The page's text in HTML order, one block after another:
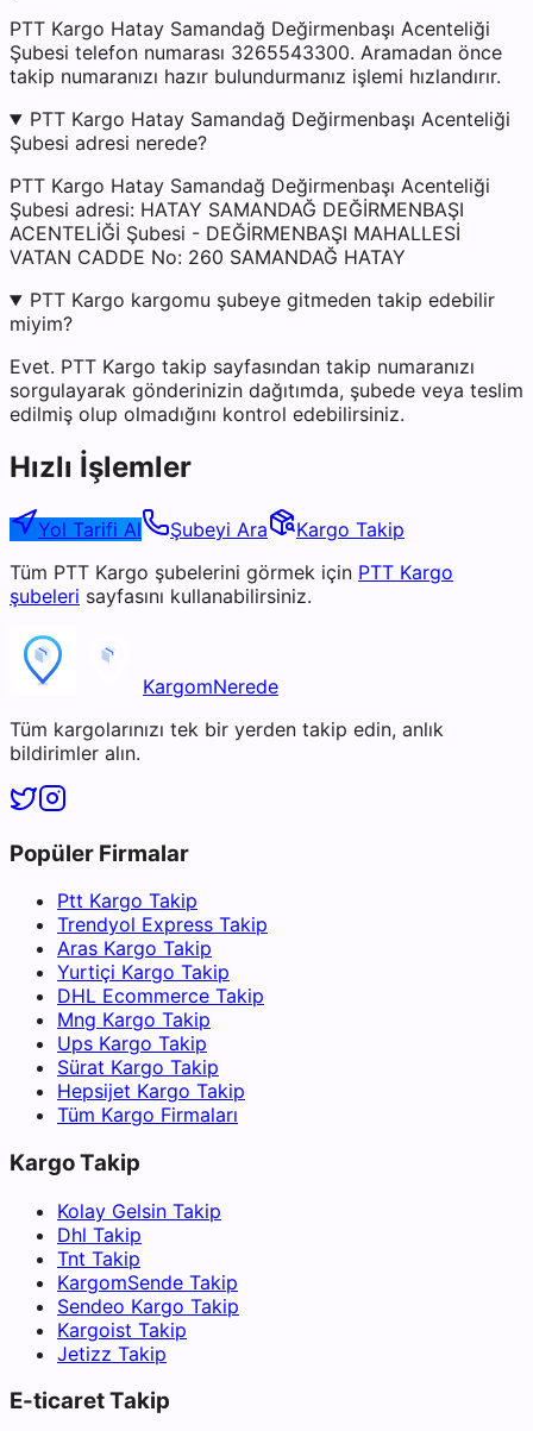
PTT Kargo Hatay Samandağ Değirmenbaşı Acenteliği
Şubesi telefon numarası 3265543300. Aramadan önce
takip numaranızı hazır bulundurmanız işlemi hızlandırır.
PTT Kargo Hatay Samandağ Değirmenbaşı Acenteliği
Şubesi adresi nerede?
PTT Kargo Hatay Samandağ Değirmenbaşı Acenteliği
Şubesi adresi: HATAY SAMANDAĞ DEĞİRMENBAŞI
ACENTELİĞİ Şubesi - DEĞİRMENBAŞI MAHALLESİ
VATAN CADDE No: 260 SAMANDAĞ HATAY
PTT Kargo kargomu şubeye gitmeden takip edebilir
miyim?
Evet. PTT Kargo takip sayfasından takip numaranızı
sorgulayarak gönderinizin dağıtımda, şubede veya teslim
edilmiş olup olmadığını kontrol edebilirsiniz.
Hızlı İşlemler
Yol Tarifi Al Şubeyi Ara
Kargo Takip
Tüm PTT Kargo şubelerini görmek için PTT Kargo
şubeleri sayfasını kullanabilirsiniz.
KargomNerede
Tüm kargolarınızı tek bir yerden takip edin, anlık
bildirimler alın.
Popüler Firmalar
Ptt Kargo Takip
Trendyol Express Takip
Aras Kargo Takip
Yurtiçi Kargo Takip
DHL Ecommerce Takip
Mng Kargo Takip
Ups Kargo Takip
Sürat Kargo Takip
Hepsijet Kargo Takip
Tüm Kargo Firmaları
Kargo Takip
Kolay Gelsin Takip
Dhl Takip
Tnt Takip
KargomSende Takip
Sendeo Kargo Takip
Kargoist Takip
Jetizz Takip
E-ticaret Takip